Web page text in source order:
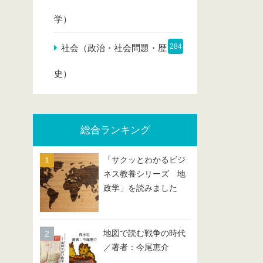
学）
社会（政治・社会問題・歴
史）
284
総合ランキング
「サクッとわかるビジ
ネス教養シリーズ 地
政学」を読みました
地図で読む戦争の時代
／著者：今尾恵介